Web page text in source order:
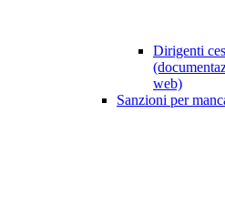
Dirigenti
web)
Sanzioni per